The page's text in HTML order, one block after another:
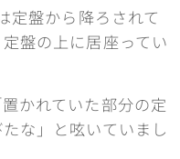
定盤から降ろされて
盤の上に居座ってい
かれていた部分の定
な」と呟いていまし